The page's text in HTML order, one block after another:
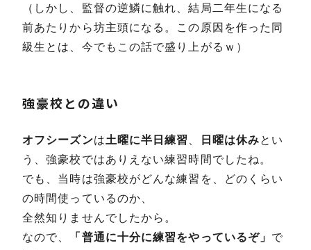
（しかし、監督の逆鱗に触れ、結局二年生になる
前あたりから坊主頭になる。この原因を作った同
級生とは、今でもこの話で盛り上がるｗ）
強豪校との違い
オフシーズンは土曜に半日練習 日曜は休みとい
う、強豪校ではありえない練習時間でしたね。
でも、当時は強豪校がどんな練習を、どのくらい
の時間使っているのか、
全然知りませんでしたから。
なので、
「普通に十分に練習をやっているぞ」 で